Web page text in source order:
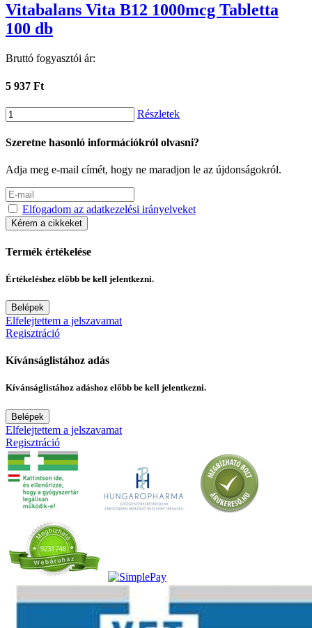
Vitabalans Vita B12 1000mcg Tabletta
100 db
Bruttó fogyasztói ár:
5 937 Ft
Részletek
Szeretne hasonló információkról olvasni?
Adja meg e-mail címét, hogy ne maradjon le az újdonságokról.
Elfogadom az adatkezelési irányelveket
Kérem a cikkeket
Termék értékelése
Értékeléshez előbb be kell jelentkezni.
Belépek
Elfelejtettem a jelszavamat
Regisztráció
Kívánságlistához adás
Kívánságlistához adáshoz előbb be kell jelentkezni.
Belépek
Elfelejtettem a jelszavamat
Regisztráció